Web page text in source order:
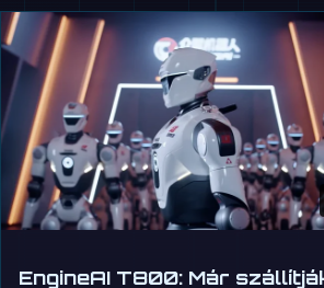
EngineAI T800: Már